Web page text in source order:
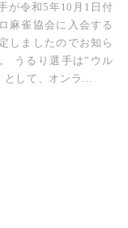
が令和5年10月1日付
麻雀協会に入会する
しましたのでお知ら
うるり選手は”ウル
として、オンラ…